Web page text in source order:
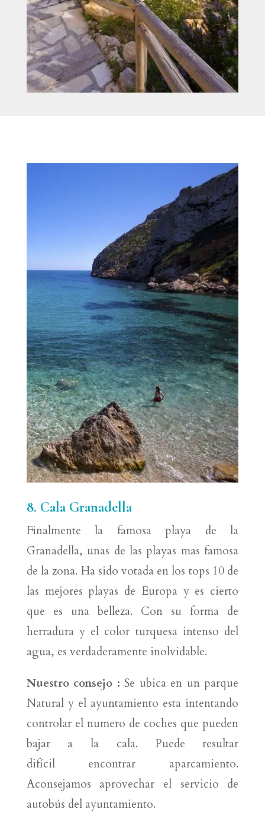
8. Cala Granadella
Finalmente la famosa playa de la
Granadella, unas de las playas mas famosa
de la zona. Ha sido votada en los tops 10 de
las mejores playas de Europa y es cierto
que es una belleza. Con su forma de
herradura y el color turquesa intenso del
agua, es verdaderamente inolvidable.
Nuestro consejo :Se ubica en un parque
Natural y el ayuntamiento esta intentando
controlar el numero de coches que pueden
bajar a la cala. Puede resultar
difícil encontrar aparcamiento.
Aconsejamos aprovechar el servicio de
autobús del ayuntamiento.